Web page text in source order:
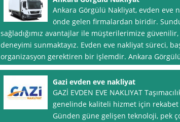
Ankara Görgülü Nakliyat, evden eve
önde gelen firmalardan biridir.
sağladığımız avantajlar ile müşterilerimize güvenilir,
deneyimi sunmaktayız. Evden eve nakliyat süreci,
organizasyon gerektiren bir işlemdir. Ankara
Gazi evden eve nakliyat
GAZİ EVDEN EVE NAKLIYAT
genelinde kaliteli hizmet için
Günden güne gelişen teknoloji, pek